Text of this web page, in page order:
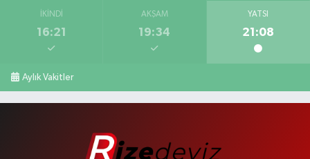
İKINDI
16:21
AKŞAM
19:34
YATSI
21:08
Aylık Vakitler